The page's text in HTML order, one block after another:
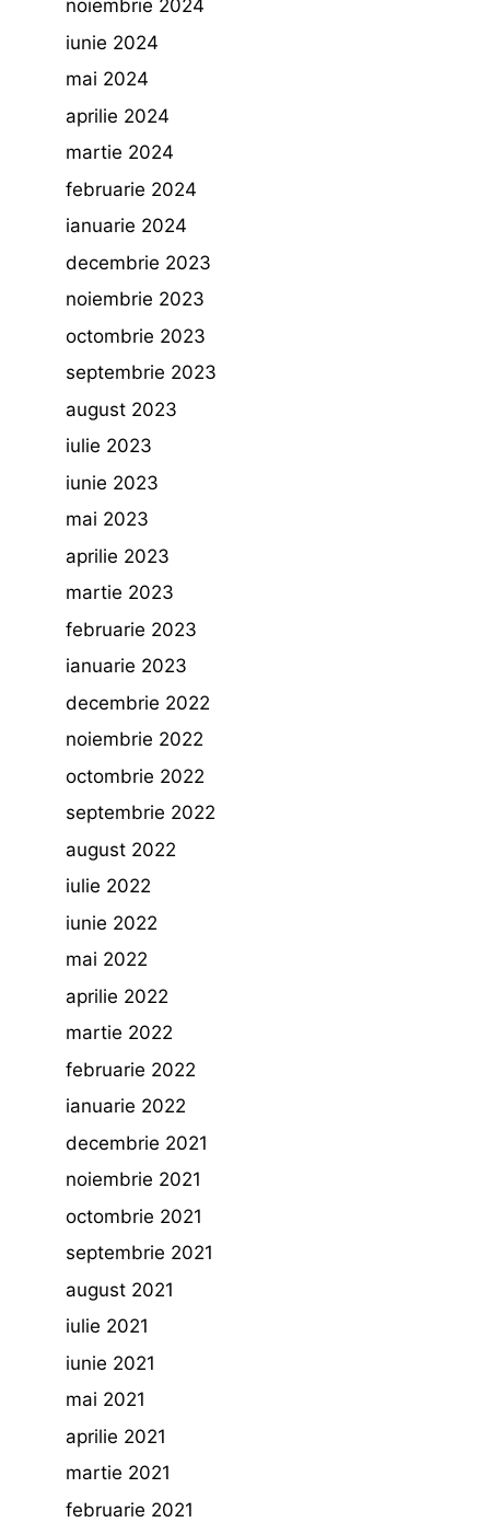
noiembrie 2024
iunie 2024
mai 2024
aprilie 2024
martie 2024
februarie 2024
ianuarie 2024
decembrie 2023
noiembrie 2023
octombrie 2023
septembrie 2023
august 2023
iulie 2023
iunie 2023
mai 2023
aprilie 2023
martie 2023
februarie 2023
ianuarie 2023
decembrie 2022
noiembrie 2022
octombrie 2022
septembrie 2022
august 2022
iulie 2022
iunie 2022
mai 2022
aprilie 2022
martie 2022
februarie 2022
ianuarie 2022
decembrie 2021
noiembrie 2021
octombrie 2021
septembrie 2021
august 2021
iulie 2021
iunie 2021
mai 2021
aprilie 2021
martie 2021
februarie 2021